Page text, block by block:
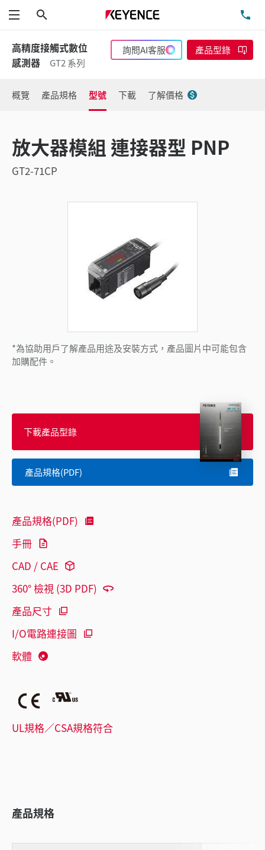
功能表
高精度接觸式數位
感測器
GT2 系列
詢問AI客服 產品型錄
概覽 產品規格 型號 下載 了解價格
放大器模組 連接器型 PNP
GT2-71CP
*為協助用戶了解產品用途及安裝方式，產品圖片中可能包含
加購配件。
下載產品型錄
產品規格(PDF)
產品規格(PDF)
手冊
CAD / CAE
360° 檢視 (3D PDF)
產品尺寸
I/O電路連接圖
軟體
UL規格／CSA規格符合
產品規格